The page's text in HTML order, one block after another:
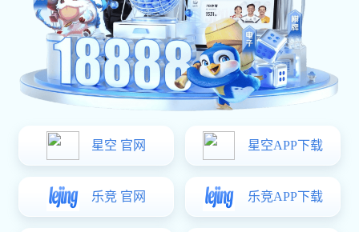
热门关键词：CNC加工 铝合金零件 铝合金外壳 铝合金面板